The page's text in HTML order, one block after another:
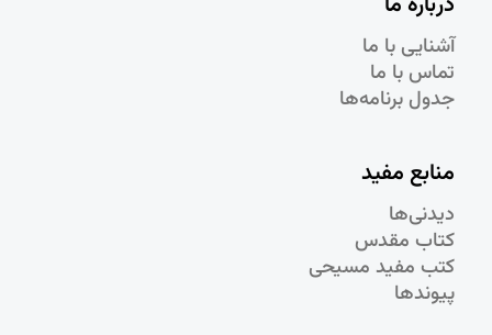
آشنایی با ما
تماس با ما
جدول برنامه‌ها
منابع مفید
دیدنی‌ها
کتاب مقدس
کتب مفید مسیحی
پیوندها